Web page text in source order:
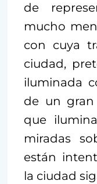
de
mucho
con cuya
ciudad,
iluminada
de un
que
miradas
están
la ciudad